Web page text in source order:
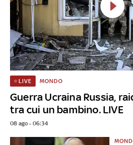
Guerra Ucraina Russia,
tra cui un bambino. LIVE
LIVE MONDO
08 ago - 06:34